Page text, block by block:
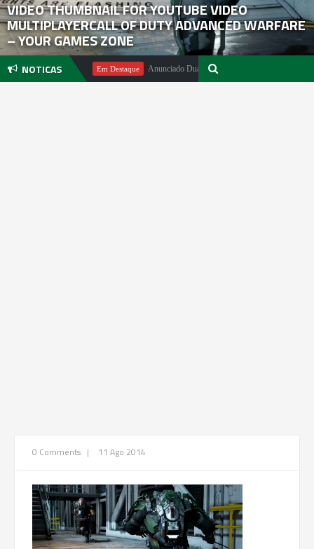
VIDEO THUMBNAIL FOR YOUTUBE VIDEO
MULTIPLAYERCALL OF DUTY ADVANCED WARFARE
– YOUR GAMES ZONE
NOTICAS
Pachter Em Destaque Anunciado DualSense The Last of Us Limited Edition
0 Comments | 11 Ago 2014